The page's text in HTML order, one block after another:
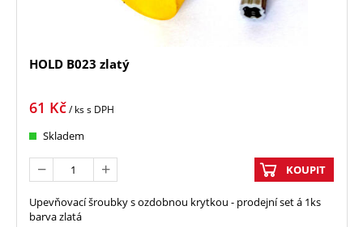
HOLD B023 zlatý
61 Kč/ kss DPH
Skladem
KOUPIT
Upevňovací šroubky s ozdobnou krytkou - prodejní set á 1ks
barva zlatá